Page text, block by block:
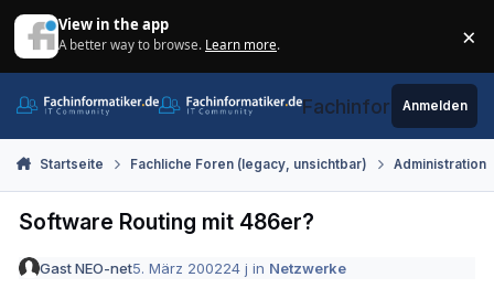
View in the app
A better way to browse. Learn more. ×
Fachinformatiker.de
Anmelden
Startseite Fachliche Foren (legacy, unsichtbar) Administration
Software Routing mit 486er?
Gast NEO-net5. März 200224 j in Netzwerke